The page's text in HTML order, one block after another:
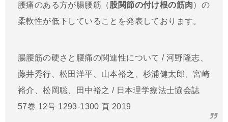
腰痛のある方が腸腰筋（股関節の付け根の筋肉）の
柔軟性が低下していることを発表しております。
腸腰筋の硬さと腰痛の関連性について / 河野隆志、
藤井秀行、松田洋平、山本裕之、杉浦健太郎、宮崎
裕介、松岡聡、田中裕之 / 日本理学療法士協会誌
57巻 12号 1293-1300 頁 2019